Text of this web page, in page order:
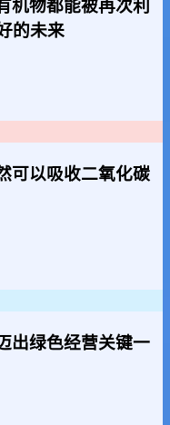
机物都能被再次利
的未来
可以吸收二氧化碳
出绿色经营关键一